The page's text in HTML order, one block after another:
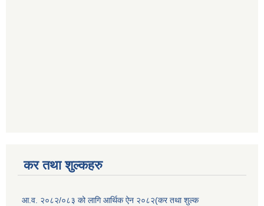
कर तथा शुल्कहरु
आ.व. २०८२/०८३ को लागि आर्थिक ऐन २०८२(कर तथा शुल्क